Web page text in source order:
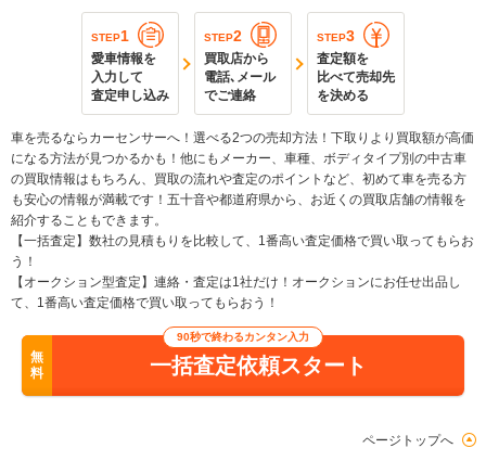
STEP1
愛車情報を
入力して
査定申し込み
STEP2
買取店から
電話､メール
でご連絡
STEP3
査定額を
比べて売却先
を決める
車を売るならカーセンサーへ！選べる2つの売却方法！下取りより買取額が高価
になる方法が見つかるかも！他にもメーカー、車種、ボディタイプ別の中古車
の買取情報はもちろん、買取の流れや査定のポイントなど、初めて車を売る方
も安心の情報が満載です！五十音や都道府県から、お近くの買取店舗の情報を
紹介することもできます。
【一括査定】数社の見積もりを比較して、1番高い査定価格で買い取ってもらお
う！
【オークション型査定】連絡・査定は1社だけ！オークションにお任せ出品し
て、1番高い査定価格で買い取ってもらおう！
無
料
90秒で終わるカンタン入力
一括査定依頼スタート
ページトップへ